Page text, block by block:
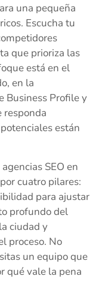
una pequeña
Escucha tu
que prioriza las
está en el
en la
Business Profile y
responda
están
SEO en
cuatro pilares:
para ajustar
profundo del
ciudad y
proceso. No
un equipo que
qué vale la pena